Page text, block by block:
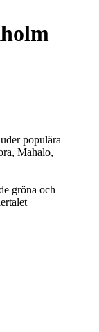
populära
Mahalo,
gröna och